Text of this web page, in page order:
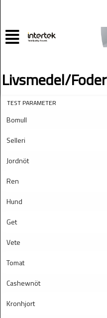
Livsmedel/Foder
TEST PARAMETER
Bomull
Selleri
Jordnöt
Ren
Hund
Get
Vete
Tomat
Cashewnöt
Kronhjort